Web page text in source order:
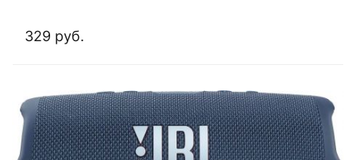
329 руб.